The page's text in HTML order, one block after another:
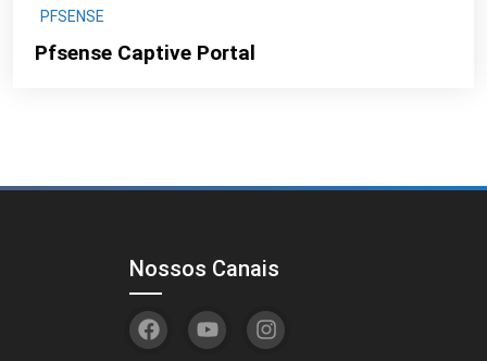
PFSENSE
Pfsense Captive Portal
Nossos Canais